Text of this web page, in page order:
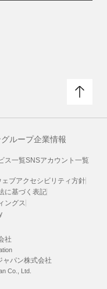
グループ企業情報
ス一覧SNSアカウント一覧
ェブアクセシビリティ方針
に基づく表記
ングス
社
ャパン株式会社
Co., Ltd.